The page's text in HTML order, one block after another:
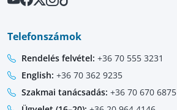
Telefonszámok
Rendelés felvétel: +36 70 555 3231
English: +36 70 362 9235
Szakmai tanácsadás: +36 70 670 6875